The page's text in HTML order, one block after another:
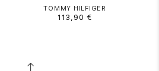
TOMMY HILFIGER
113,90 €